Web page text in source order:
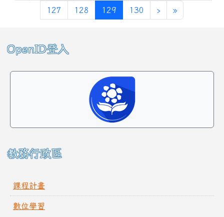
127 128 129 (目前頁次)
130 ›下一頁
»最後頁
左邊區域內容
OpenID登入
教務行政區
課程計畫
數位學習